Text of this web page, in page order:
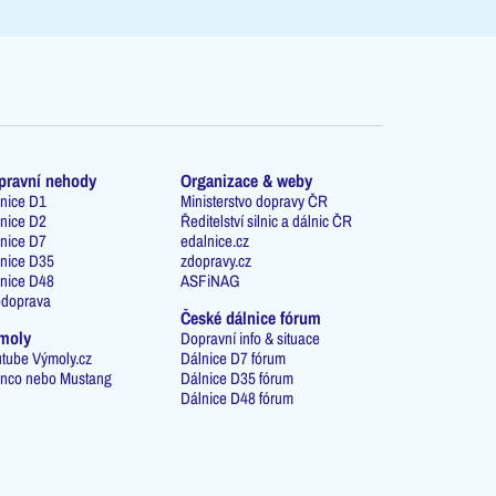
nehody
D1
D2
D7
D35
D48
Výmoly.cz
nebo Mustang
Organizace & weby
Ministerstvo dopravy ČR
Ředitelství silnic a dálnic ČR
edalnice.cz
zdopravy.cz
ASFiNAG
České dálnice fórum
Dopravní info & situace
Dálnice D7 fórum
Dálnice D35 fórum
Dálnice D48 fórum